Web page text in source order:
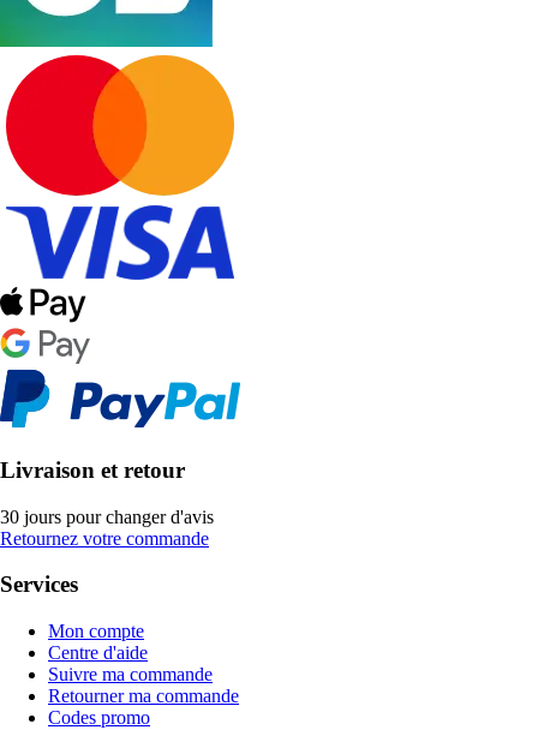
Livraison et retour
30 jours pour changer d'avis
Retournez votre commande
Services
Mon compte
Centre d'aide
Suivre ma commande
Retourner ma commande
Codes promo